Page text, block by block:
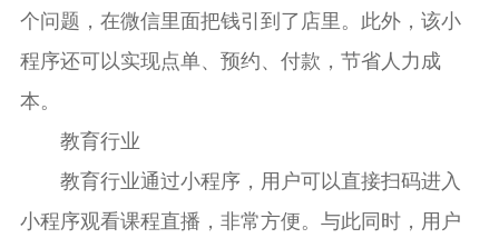
个问题，在微信里面把钱引到了店里。此外，该小
程序还可以实现点单、预约、付款，节省人力成
本。
教育行业
教育行业通过小程序，用户可以直接扫码进入
小程序观看课程直播，非常方便。与此同时，用户